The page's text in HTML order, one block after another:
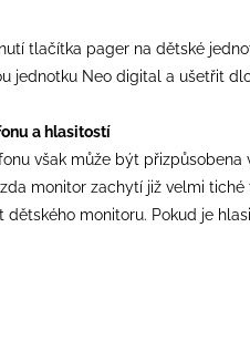
tlačítka pager na dětské
jednotku Neo digital a ušetřit
a hlasitostí
však může být přizpůsobena
monitor zachytí již velmi
monitoru. Pokud je